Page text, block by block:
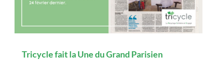
Tricycle fait la Une du Grand Parisien